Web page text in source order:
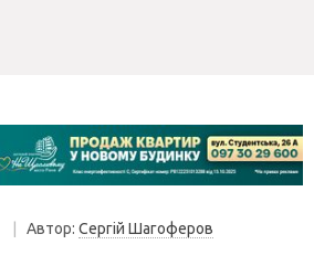
Автор: Сергій Шагоферов